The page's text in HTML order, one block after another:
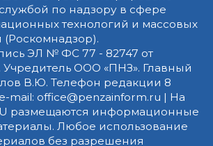
по надзору в сфере
технологий и массовых
ЭЛ № ФС 77 - 82747 от
Учредитель ООО «ПНЗ». Главный
В.Ю. Телефон редакции 8
mail: office@penzainform.ru | На
размещаются информационные
Любое использование
без разрешения